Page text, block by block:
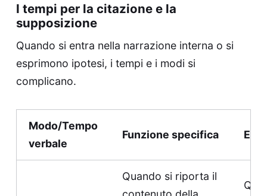
I tempi per la citazione e la
supposizione
Quando si entra nella narrazione interna o si
esprimono ipotesi, i tempi e i modi si
complicano.
Modo/Tempo
verbale
Funzione specifica
Quando si riporta il